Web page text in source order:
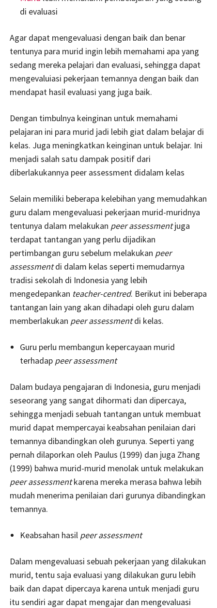
di evaluasi
Agar dapat mengevaluasi dengan baik dan benar
tentunya para murid ingin lebih memahami apa yang
sedang mereka pelajari dan evaluasi, sehingga dapat
mengevaluiasi pekerjaan temannya dengan baik dan
mendapat hasil evaluasi yang juga baik.
Dengan timbulnya keinginan untuk memahami
pelajaran ini para murid jadi lebih giat dalam belajar di
kelas. Juga meningkatkan keinginan untuk belajar. Ini
menjadi salah satu dampak positif dari
diberlakukannya peer assessment didalam kelas
Selain memiliki beberapa kelebihan yang memudahkan
guru dalam mengevaluasi pekerjaan murid-muridnya
tentunya dalam melakukan peer assessmentjuga
terdapat tantangan yang perlu dijadikan
pertimbangan guru sebelum melakukan peer
assessmentdi dalam kelas seperti memudarnya
tradisi sekolah di Indonesia yang lebih
mengedepankan teacher-centred. Berikut ini beberapa
tantangan lain yang akan dihadapi oleh guru dalam
memberlakukan peer assessmentdi kelas.
Guru perlu membangun kepercayaan murid
terhadap peer assessment
Dalam budaya pengajaran di Indonesia, guru menjadi
seseorang yang sangat dihormati dan dipercaya,
sehingga menjadi sebuah tantangan untuk membuat
murid dapat mempercayai keabsahan penilaian dari
temannya dibandingkan oleh gurunya. Seperti yang
pernah dilaporkan oleh Paulus (1999) dan juga Zhang
(1999) bahwa murid-murid menolak untuk melakukan
peer assessmentkarena mereka merasa bahwa lebih
mudah menerima penilaian dari gurunya dibandingkan
temannya.
Keabsahan hasil peer assessment
Dalam mengevaluasi sebuah pekerjaan yang dilakukan
murid, tentu saja evaluasi yang dilakukan guru lebih
baik dan dapat dipercaya karena untuk menjadi guru
itu sendiri agar dapat mengajar dan mengevaluasi